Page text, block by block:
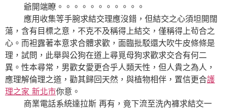
爺開端瞭。。。。。。。。。。。
應用收集等手腕求結交理應沒錯，但結交之心須坦開闊
蕩，含有目標之意，不克不及稱得上結交，僅稱得上茍合之
心。而袒露著本意求合體求歡，面臨批駁還大吹牛皮條條是
理，試問，此舉與公狗在道上尋覓母狗求歡求交合有何二
異。性本尋常，男歡女愛更合乎人類天性，但人貴之為人，
應理解倫理之道，勸其歸回天然，與植物相伴，置信更合護
理之家 新北市你意。
商業電話系統達拉斯 再有，竟下流至洗內褲求結交一